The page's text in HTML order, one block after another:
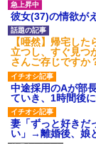
彼女(37)の情欲が
【唖然】帰宅し
立つし、すぐ見つ
さんご存じですか
中途採用のAが部
ていき、1時間後
妻「ずっと好きだ
い」→離婚後、娘